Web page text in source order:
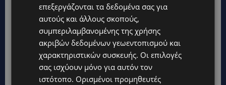
επεξεργάζονται τα δεδομένα σας για
αυτούς και άλλους σκοπούς,
συμπεριλαμβανομένης της χρήσης
ακριβών δεδομένων γεωεντοπισμού και
χαρακτηριστικών συσκευής. Οι επιλογές
σας ισχύουν μόνο για αυτόν τον
ιστότοπο. Ορισμένοι προμηθευτές